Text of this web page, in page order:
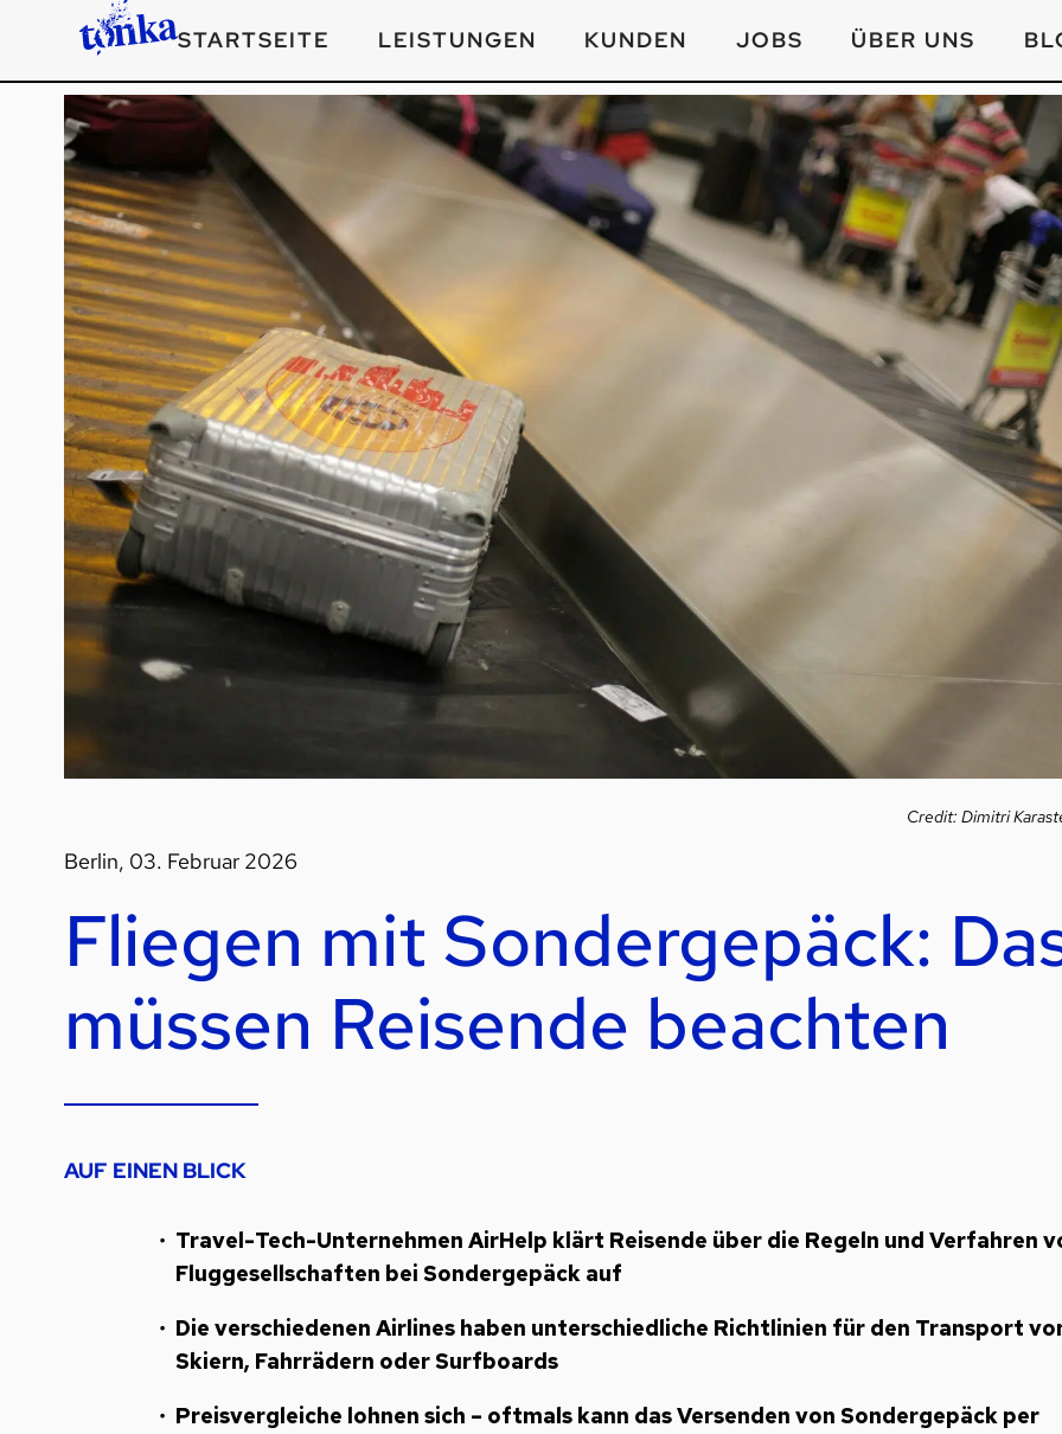
STARTSEITE LEISTUNGEN KUNDEN JOBS ÜBER UNS
Credit: Dimitri
Berlin, 03. Februar 2026
Fliegen mit Sondergepäck:
müssen Reisende beachten
AUF EINEN BLICK
Travel-Tech-Unternehmen AirHelp klärt Reisende über die Regeln und Verfahren
Fluggesellschaften bei Sondergepäck auf
Die verschiedenen Airlines haben unterschiedliche Richtlinien für den Transport
Skiern, Fahrrädern oder Surfboards
Preisvergleiche lohnen sich – oftmals kann das Versenden von Sondergepäck per